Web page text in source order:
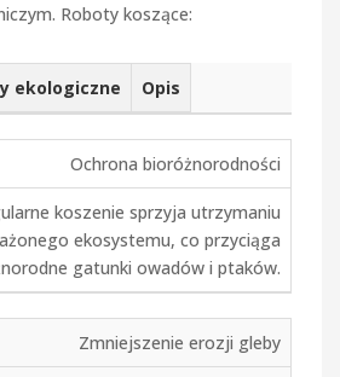
Roboty koszące:
ekologiczne Opis
Ochrona bioróżnorodności
koszenie sprzyja utrzymaniu
ekosystemu, co przyciąga
gatunki owadów i ptaków.
Zmniejszenie erozji gleby